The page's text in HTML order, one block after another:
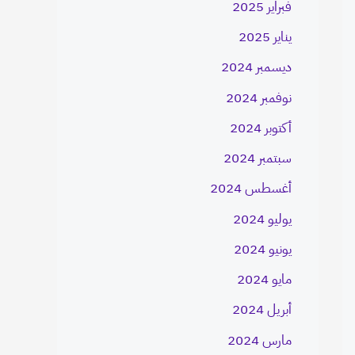
فبراير 2025
يناير 2025
ديسمبر 2024
نوفمبر 2024
أكتوبر 2024
سبتمبر 2024
أغسطس 2024
يوليو 2024
يونيو 2024
مايو 2024
أبريل 2024
مارس 2024